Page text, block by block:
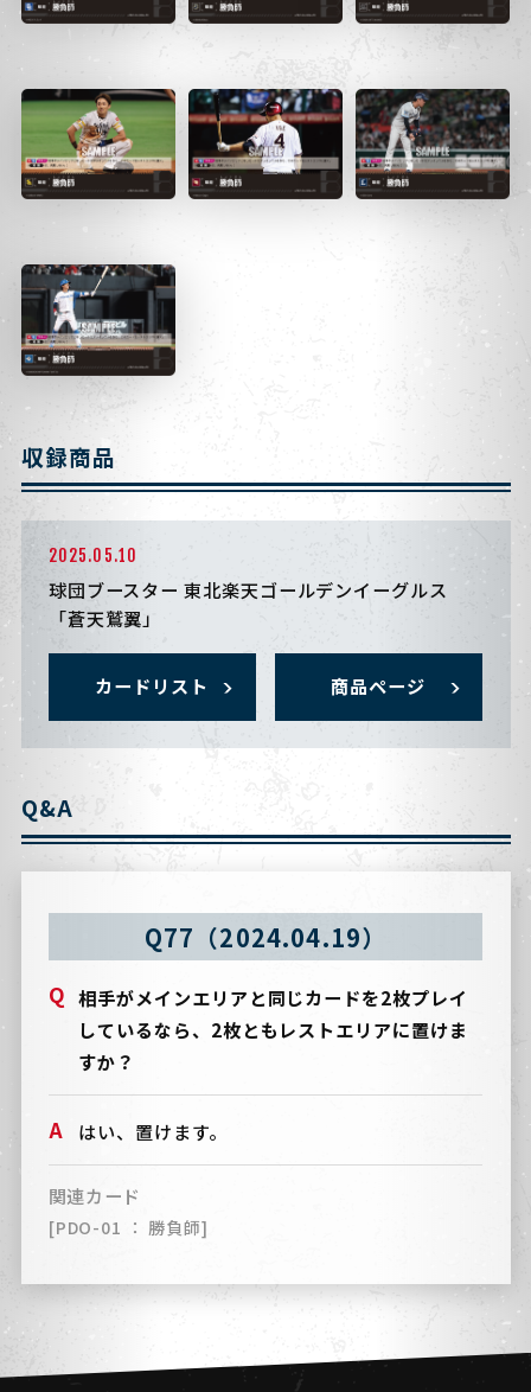
収録商品
2025.05.10
球団ブースター 東北楽天ゴールデンイーグルス
「蒼天鷲翼」
カードリスト 商品ページ
Q&A
Q77（2024.04.19）
相手がメインエリアと同じカードを2枚プレイ
しているなら、2枚ともレストエリアに置けま
すか？
はい、置けます。
関連カード
[PDO-01 ： 勝負師]